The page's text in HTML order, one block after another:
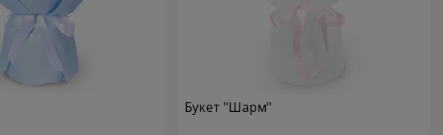
Букет "Шарм"